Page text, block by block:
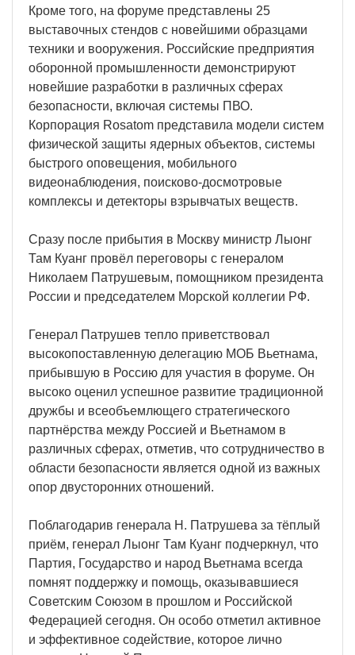
Кроме того, на форуме представлены 25
выставочных стендов с новейшими образцами
техники и вооружения. Российские предприятия
оборонной промышленности демонстрируют
новейшие разработки в различных сферах
безопасности, включая системы ПВО.
Корпорация Rosatom представила модели систем
физической защиты ядерных объектов, системы
быстрого оповещения, мобильного
видеонаблюдения, поисково-досмотровые
комплексы и детекторы взрывчатых веществ.
Сразу после прибытия в Москву министр Лыонг
Там Куанг провёл переговоры с генералом
Николаем Патрушевым, помощником президента
России и председателем Морской коллегии РФ.
Генерал Патрушев тепло приветствовал
высокопоставленную делегацию МОБ Вьетнама,
прибывшую в Россию для участия в форуме. Он
высоко оценил успешное развитие традиционной
дружбы и всеобъемлющего стратегического
партнёрства между Россией и Вьетнамом в
различных сферах, отметив, что сотрудничество в
области безопасности является одной из важных
опор двусторонних отношений.
Поблагодарив генерала Н. Патрушева за тёплый
приём, генерал Лыонг Там Куанг подчеркнул, что
Партия, Государство и народ Вьетнама всегда
помнят поддержку и помощь, оказывавшиеся
Советским Союзом в прошлом и Российской
Федерацией сегодня. Он особо отметил активное
и эффективное содействие, которое лично